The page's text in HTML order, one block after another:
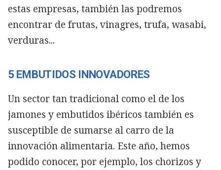
estas empresas, también las podremos
encontrar de frutas, vinagres, trufa, wasabi,
verduras...
5 EMBUTIDOS INNOVADORES
Un sector tan tradicional como el de los
jamones y embutidos ibéricos también es
susceptible de sumarse al carro de la
innovación alimentaria. Este año, hemos
podido conocer, por ejemplo, los chorizos y